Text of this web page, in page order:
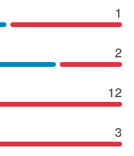
1
2
12
3